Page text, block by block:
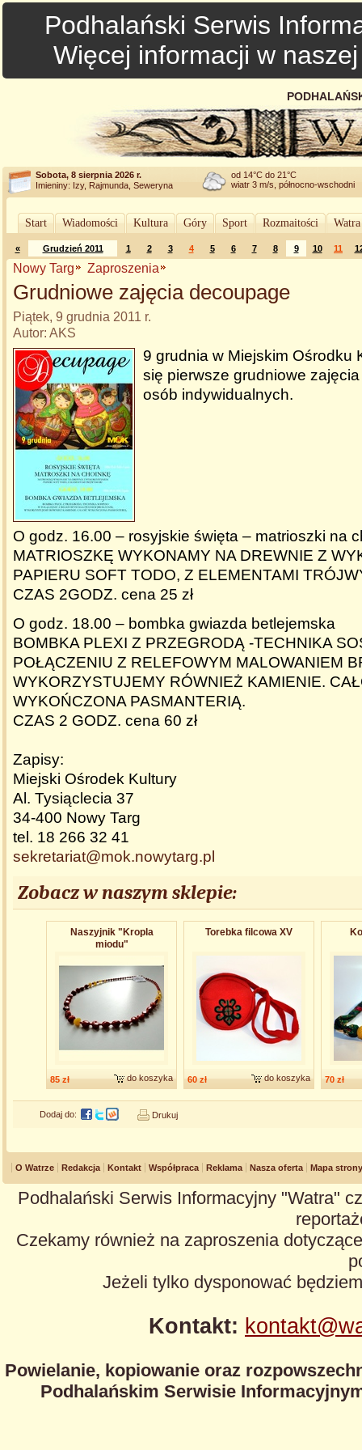
Podhalański Serwis
Więcej informacji w
Sobota, 8 sierpnia 2026 r.
Imieniny: Izy, Rajmunda, Seweryna
od 14°C do 21°C
wiatr 3 m/s, północno-wschodni
Start Wiadomości Kultura Góry Sport Rozmaitości
« Grudzień 2011 1 2 3 4 5 6 7 8 9 10 11
Nowy Targ Zaproszenia
Grudniowe zajęcia decoupage
Piątek, 9 grudnia 2011 r.
Autor: AKS
9 grudnia w Miejskim Ośrodku
się pierwsze grudniowe
osób indywidualnych.
O godz. 16.00 – rosyjskie święta – matrioszki na
MATRIOSZKĘ WYKONAMY NA DREWNIE Z
PAPIERU SOFT TODO, Z ELEMENTAMI
CZAS 2GODZ. cena 25 zł
O godz. 18.00 – bombka gwiazda betlejemska
BOMBKA PLEXI Z PRZEGRODĄ -TECHNIKA
POŁĄCZENIU Z RELEFOWYM MALOWANIEM
WYKORZYSTUJEMY RÓWNIEŻ KAMIENIE.
WYKOŃCZONA PASMANTERIĄ.
CZAS 2 GODZ. cena 60 zł
Zapisy:
Miejski Ośrodek Kultury
Al. Tysiąclecia 37
34-400 Nowy Targ
tel. 18 266 32 41
sekretariat@mok.nowytarg.pl
Zobacz w naszym sklepie:
Naszyjnik "Kropla
miodu"
85 zł do koszyka
Torebka filcowa XV
60 zł do koszyka 70 zł
Dodaj do: Drukuj
O Watrze Redakcja Kontakt Współpraca Reklama Nasza oferta Mapa strony
Podhalański Serwis Informacyjny "Watra"
Czekamy również na zaproszenia
Jeżeli tylko dysponować
Kontakt:
Powielanie, kopiowanie oraz
Podhalańskim Serwisie